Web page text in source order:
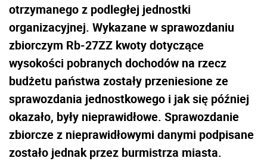
otrzymanego z podległej jednostki
organizacyjnej. Wykazane w sprawozdaniu
zbiorczym Rb-27ZZ kwoty dotyczące
wysokości pobranych dochodów na rzecz
budżetu państwa zostały przeniesione ze
sprawozdania jednostkowego i jak się później
okazało, były nieprawidłowe. Sprawozdanie
zbiorcze z nieprawidłowymi danymi podpisane
zostało jednak przez burmistrza miasta.